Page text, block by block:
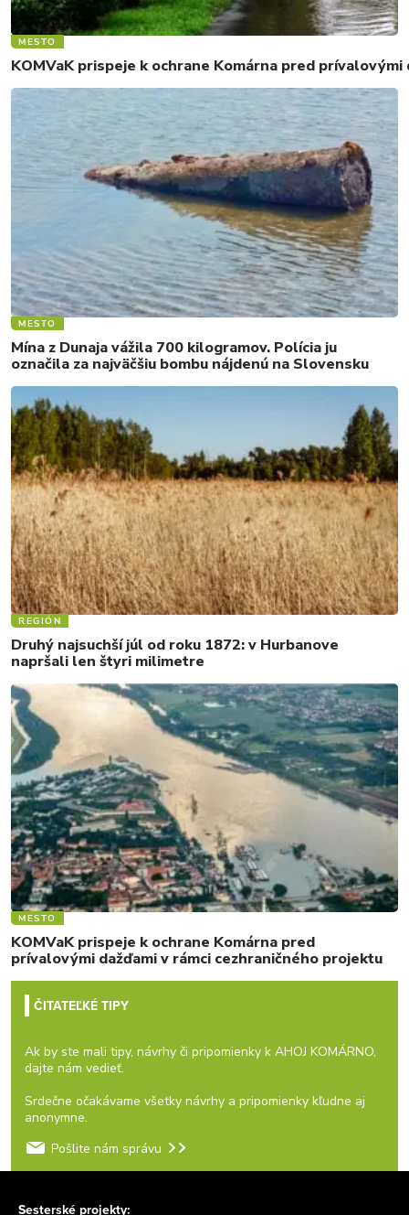
MESTO
KOMVaK prispeje k ochrane Komárna pred
MESTO
Mína z Dunaja vážila 700 kilogramov. Polícia ju
označila za najväčšiu bombu nájdenú na Slovensku
REGIÓN
Druhý najsuchší júl od roku 1872: v Hurbanove
napršali len štyri milimetre
MESTO
KOMVaK prispeje k ochrane Komárna pred
prívalovými dažďami v rámci cezhraničného projektu
ČITATEĽKÉ TIPY
Ak by ste mali tipy, návrhy či pripomienky k AHOJ KOMÁRNO,
dajte nám vedieť.
Srdečne očakávame všetky návrhy a pripomienky kľudne aj
anonymne.
Pošlite nám správu
Sesterské projekty: